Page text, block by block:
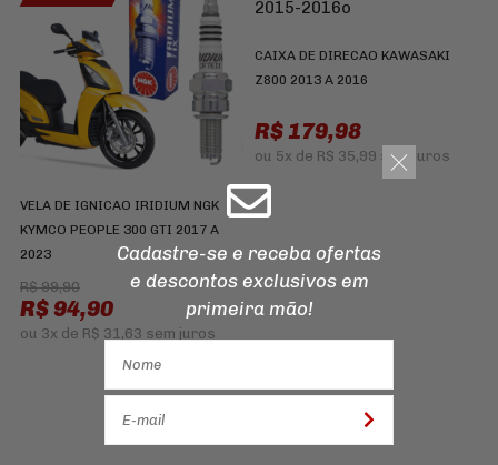
VELA DE IGNICAO IRIDIUM NGK
KYMCO PEOPLE 300 GTI 2017 A
2023
R$ 99,90
R$ 94,90
ou 3x de R$ 31,63 sem juros
CAIXA DE DIRECAO KAWASAKI
Z800 2013 A 2016
R$ 179,98
ou 5x de R$ 35,99 sem juros
Cadastre-se e receba ofertas
e descontos exclusivos em
primeira mão!